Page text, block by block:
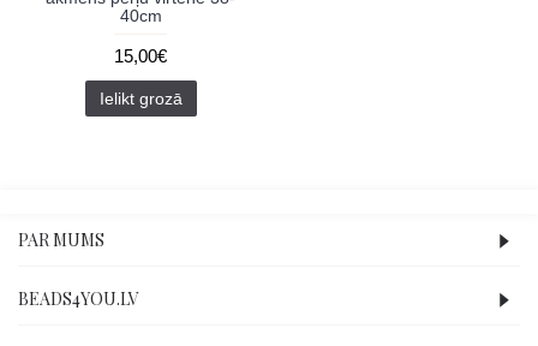
40cm
15,00€
Ielikt grozā
PAR MUMS
BEADS4YOU.LV